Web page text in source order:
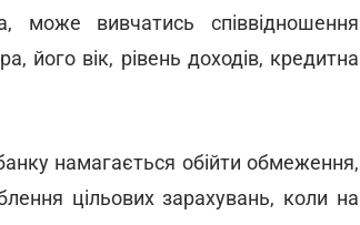
може вивчатись співвідношення
його вік, рівень доходів, кредитна
намагається обійти обмеження,
цільових зарахувань, коли на